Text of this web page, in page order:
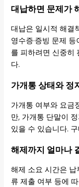
대납하면 문제가
대납은 일시적 해결
영수증·증빙 문제
를 피하려면 신중히
다.
가개통 상태와 정
가개통 여부와 요금
만, 가개통 단말이
있을 수 있습니다.
해제까지 얼마나
해제 소요 시간은 납
류 제출 여부 등에